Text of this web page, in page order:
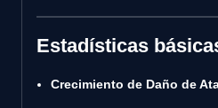
Estadísticas
Crecimiento de Daño de